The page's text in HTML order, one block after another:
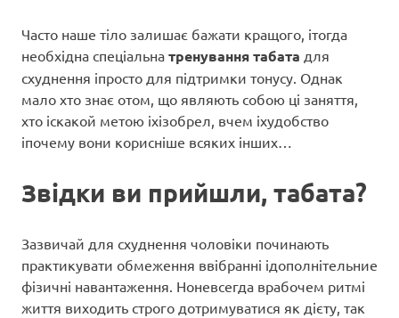
Часто наше тіло залишає бажати кращого, ітогда
необхідна спеціальна тренування табата для
схуднення іпросто для підтримки тонусу. Однак
мало хто знає отом, що являють собою ці заняття,
хто іскакой метою іхізобрел, вчем іхудобство
іпочему вони корисніше всяких інших…
Звідки ви прийшли, табата?
Зазвичай для схуднення чоловіки починають
практикувати обмеження ввібранні ідополнітельние
фізичні навантаження. Ноневсегда врабочем ритмі
життя виходить строго дотримуватися як дієту, так